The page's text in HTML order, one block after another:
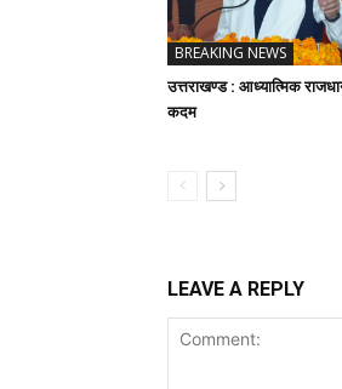
BREAKING NEWS
उत्तराखण्ड : आध्यात्मिक
कदम
LEAVE A REPLY